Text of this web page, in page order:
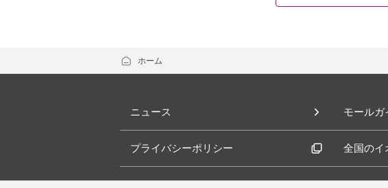
ホーム
ニュース モールガ
プライバシーポリシー 全国のイ